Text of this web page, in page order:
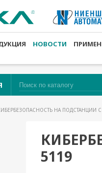
НОВОСТИ
НА ПОДСТАНЦИИ С
5119